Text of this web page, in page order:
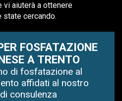
vi aiuterà a ottenere
cercando.
FOSFATAZIONE
A TRENTO
di fosfatazione al
affidati al nostro
consulenza